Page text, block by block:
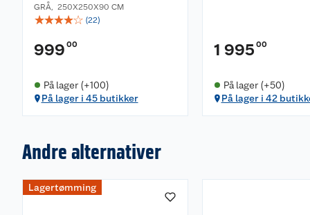
GRÅ 250X250X90 CM
☆☆☆☆☆ (22)
999 00
På lager (+100)
På lager i 45 butikker
1 995 00
På lager (+50)
På lager i 42
Andre alternativer
Lagertømming